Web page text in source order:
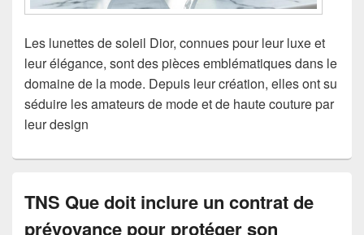
Les lunettes de soleil Dior, connues pour leur luxe et
leur élégance, sont des pièces emblématiques dans le
domaine de la mode. Depuis leur création, elles ont su
séduire les amateurs de mode et de haute couture par
leur design
TNS Que doit inclure un contrat de
prévoyance pour protéger son